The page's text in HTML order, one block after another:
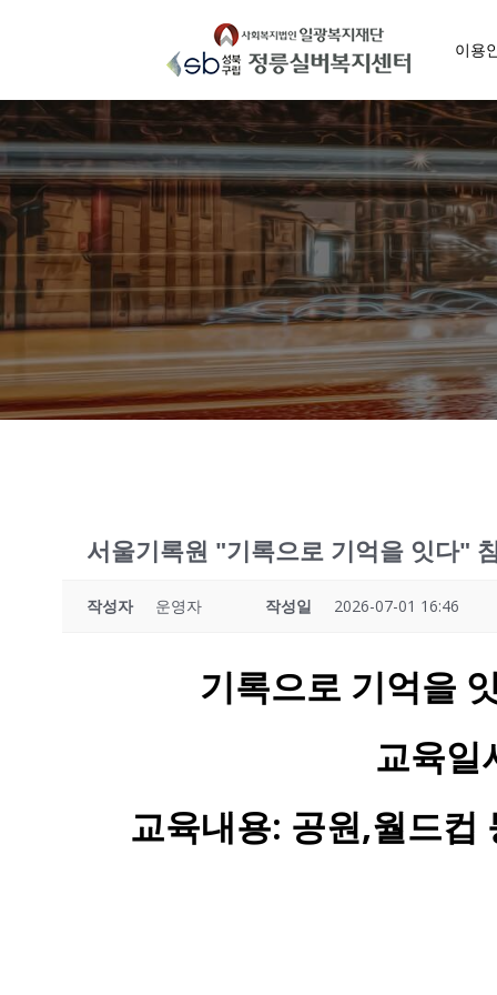
이용
서울기록원 "기록으로 기억을 잇다"
작성자 운영자 작성일 2026-07-01 16:46
기록으로 기억을
교육
교육내용: 공원,월드컵